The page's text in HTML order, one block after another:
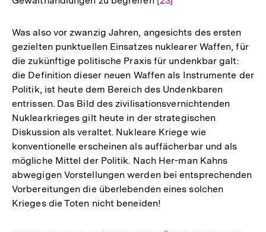
der
Fußnote
Was also vor zwanzig Jahren, angesichts des ersten
gezielten punktuellen Einsatzes nuklearer Waffen, für
die zukünftige politische Praxis für undenkbar galt:
die Definition dieser neuen Waffen als Instrumente der
Politik, ist heute dem Bereich des Undenkbaren
entrissen. Das Bild des zivilisationsvernichtenden
Nuklearkrieges gilt heute in der strategischen
Diskussion als veraltet. Nukleare Kriege wie
konventionelle erscheinen als auffächerbar und als
mögliche Mittel der Politik. Nach Her-man Kahns
abwegigen Vorstellungen werden bei entsprechenden
Vorbereitungen die überlebenden eines solchen
Krieges die Toten nicht beneiden!